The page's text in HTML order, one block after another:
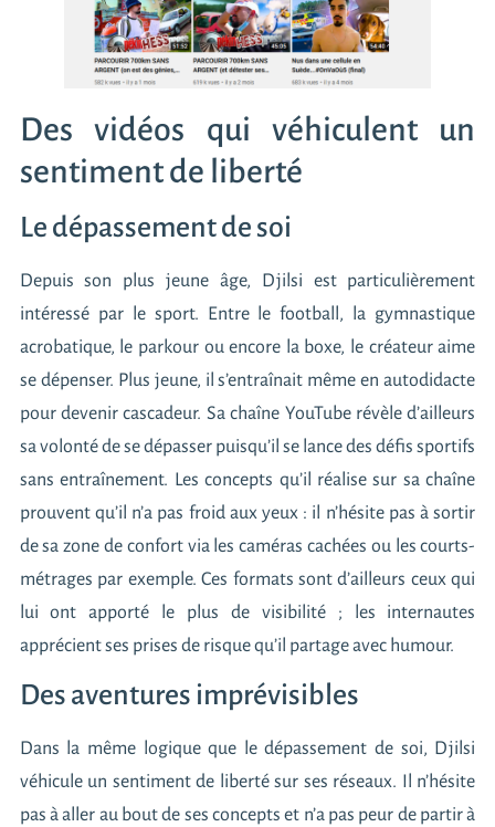
Des vidéos qui véhiculent un
sentiment de liberté
Le dépassement de soi
Depuis son plus jeune âge, Djilsi est particulièrement
intéressé par le sport. Entre le football, la gymnastique
acrobatique, le parkour ou encore la boxe, le créateur aime
se dépenser. Plus jeune, il s’entraînait même en autodidacte
pour devenir cascadeur. Sa chaîne YouTube révèle d’ailleurs
sa volonté de se dépasser puisqu’il se lance des défis sportifs
sans entraînement. Les concepts qu’il réalise sur sa chaîne
prouvent qu’il n’a pas froid aux yeux : il n’hésite pas à sortir
de sa zone de confort via les caméras cachées ou les courts-
métrages par exemple. Ces formats sont d’ailleurs ceux qui
lui ont apporté le plus de visibilité ; les internautes
apprécient ses prises de risque qu’il partage avec humour.
Des aventures imprévisibles
Dans la même logique que le dépassement de soi, Djilsi
véhicule un sentiment de liberté sur ses réseaux. Il n’hésite
pas à aller au bout de ses concepts et n’a pas peur de partir à